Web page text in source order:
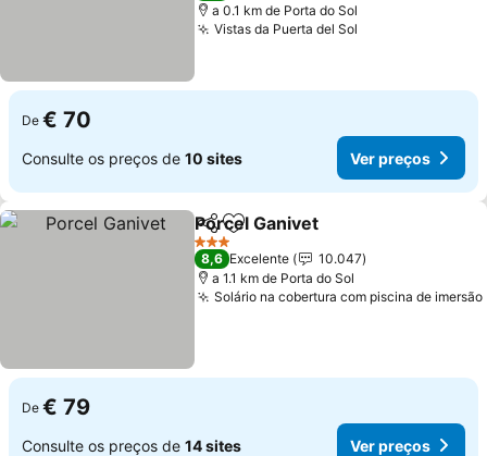
a 0.1 km de Porta do Sol
Vistas da Puerta del Sol
De € 70
Consulte os preços de 10 sites Ver preços
PartilharAdicionar aos favoritos
Porcel Ganivet
3 Estrelas
8,6 Excelente
10.047
a 1.1 km de Porta do Sol
Solário na cobertura com piscina de imersão
De € 79
Consulte os preços de 14 sites Ver preços